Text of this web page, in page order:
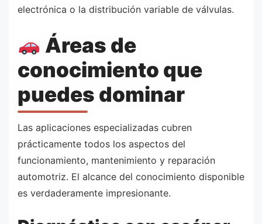
electrónica o la distribución variable de válvulas.
Áreas de
conocimiento que
puedes dominar
Las aplicaciones especializadas cubren
prácticamente todos los aspectos del
funcionamiento, mantenimiento y reparación
automotriz. El alcance del conocimiento disponible
es verdaderamente impresionante.